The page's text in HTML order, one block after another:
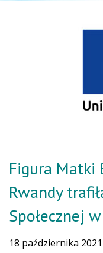
Figura Matki
Rwandy
Społecznej
18 października 2021